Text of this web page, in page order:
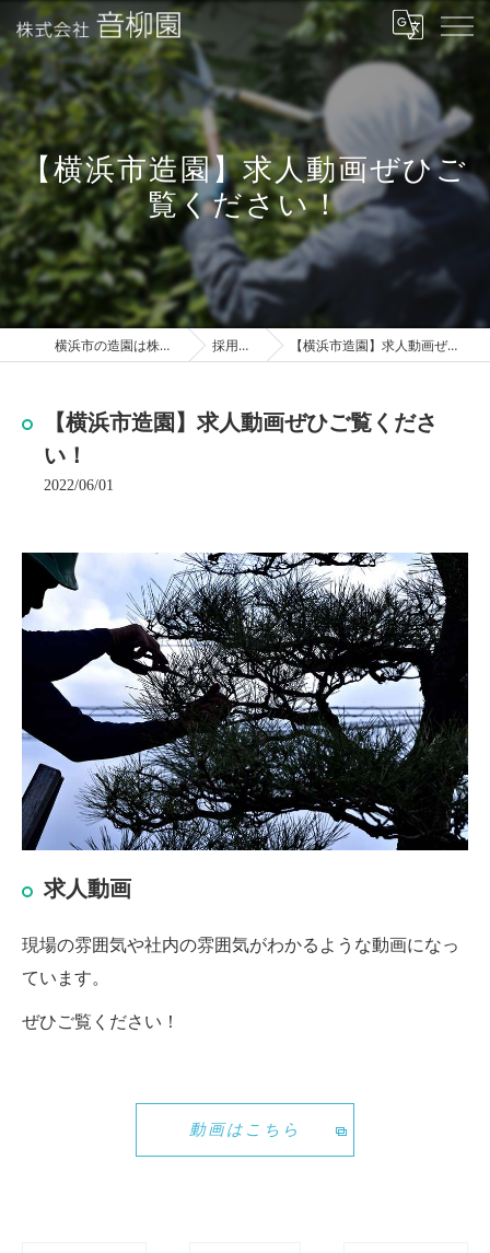
【横浜市造園】求人動画ぜひご
覧ください！
横浜市の造園は株式会社音柳園 採用ブログ 【横浜市造園】求人動画ぜひご覧ください！
【横浜市造園】求人動画ぜひご覧くださ
い！
2022/06/01
求人動画
現場の雰囲気や社内の雰囲気がわかるような動画になっ
ています。
ぜひご覧ください！
動画はこちら